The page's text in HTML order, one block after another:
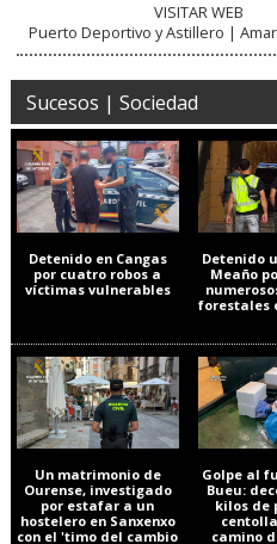
VISITAR WEB
Puerto Deportivo y Astillero |
Sucesos | Sociedad
Detenido en Cangas
por cuatro robos a
víctimas vulnerables
Detenido
Meaño
forestales
Un matrimonio de
Ourense, investigado
por estafar a un
hostelero en Sanxenxo
con el 'timo del cambio
Golpe al
Bueu:
kilos de
camino